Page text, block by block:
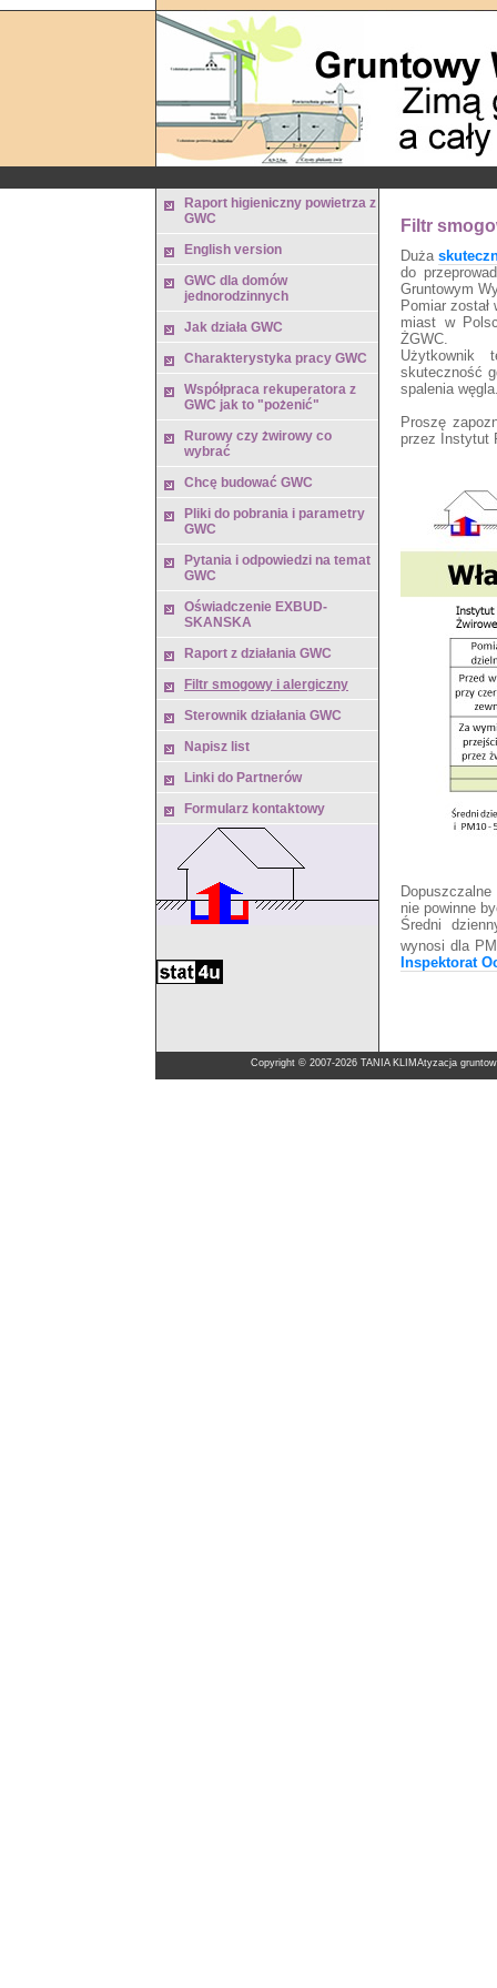
Raport higieniczny powietrza z
GWC
English version
GWC dla domów
jednorodzinnych
Jak działa GWC
Charakterystyka pracy GWC
Współpraca rekuperatora z
GWC jak to "pożenić"
Rurowy czy żwirowy co
wybrać
Chcę budować GWC
Pliki do pobrania i parametry
GWC
Pytania i odpowiedzi na temat
GWC
Oświadczenie EXBUD-
SKANSKA
Raport z działania GWC
Filtr smogowy i alergiczny
Sterownik działania GWC
Napisz list
Linki do Partnerów
Formularz kontaktowy
Filtr
Duża
do
Gruntowym
Pomiar
miast w
ŻGWC.
Użytkownik
skuteczność
spalenia
Proszę
przez Instytut
nie powinne
Średni
wynosi dla
Inspektorat
Copyright © 2007-2026 TANIA KLIMAtyzacja